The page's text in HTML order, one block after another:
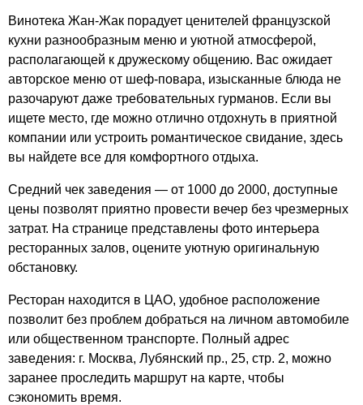
Винотека Жан-Жак порадует ценителей французской
кухни разнообразным меню и уютной атмосферой,
располагающей к дружескому общению. Вас ожидает
авторское меню от шеф-повара, изысканные блюда не
разочаруют даже требовательных гурманов. Если вы
ищете место, где можно отлично отдохнуть в приятной
компании или устроить романтическое свидание, здесь
вы найдете все для комфортного отдыха.
Средний чек заведения — от 1000 до 2000, доступные
цены позволят приятно провести вечер без чрезмерных
затрат. На странице представлены фото интерьера
ресторанных залов, оцените уютную оригинальную
обстановку.
Ресторан находится в ЦАО, удобное расположение
позволит без проблем добраться на личном автомобиле
или общественном транспорте. Полный адрес
заведения: г. Москва, Лубянский пр., 25, стр. 2, можно
заранее проследить маршрут на карте, чтобы
сэкономить время.